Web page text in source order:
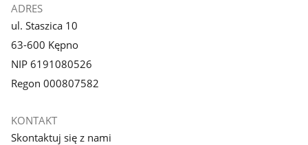
ADRES
ul. Staszica 10
63-600 Kępno
NIP 6191080526
Regon 000807582
KONTAKT
Skontaktuj się z nami